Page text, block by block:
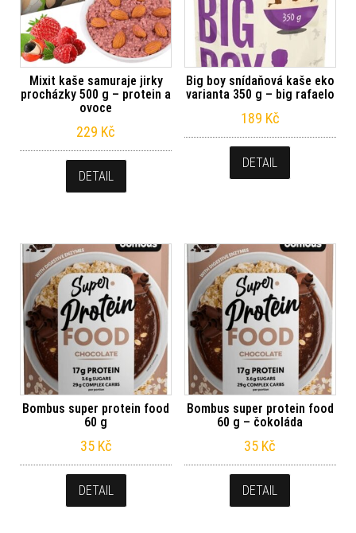
Mixit kaše samuraje jirky
procházky 500 g – protein a
ovoce
229 Kč
DETAIL
Big boy snídaňová kaše eko
varianta 350 g – big rafaelo
189 Kč
DETAIL
Bombus super protein food
60 g
35 Kč
DETAIL
Bombus super protein food
60 g – čokoláda
35 Kč
DETAIL